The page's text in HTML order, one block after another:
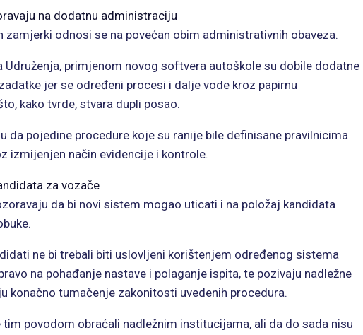
na dodatnu administraciju
zamjerki odnosi se na povećan obim administrativnih obaveza.
Udruženja, primjenom novog softvera autoškole su dobile dodatne
jer se određeni procesi i dalje vode kroz papirnu
kako tvrde, stvara dupli posao.
da pojedine procedure koje su ranije bile definisane pravilnicima
izmijenjen način evidencije i kontrole.
za vozače
da bi novi sistem mogao uticati i na položaj kandidata
ne bi trebali biti uslovljeni korištenjem određenog sistema
na pohađanje nastave i polaganje ispita, te pozivaju nadležne
konačno tumačenje zakonitosti uvedenih procedura.
tim povodom obraćali nadležnim institucijama, ali da do sada nisu